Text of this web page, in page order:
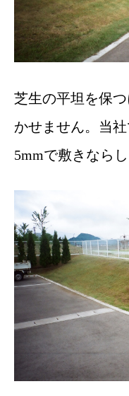
芝生の平坦を保
かせません。当
5mmで敷きならし